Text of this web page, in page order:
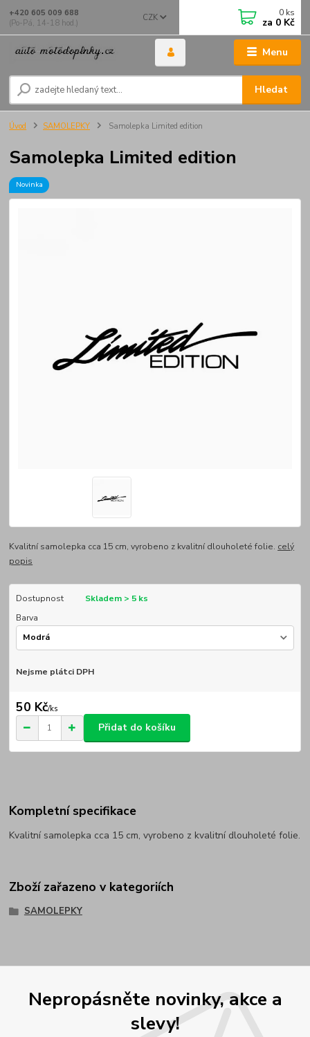
Menu
CZK
Hledat
+420 605 009 688
(Po-Pá, 14-18 hod.)
0 ks
za 0 Kč
Úvod SAMOLEPKY Samolepka Limited edition
Samolepka Limited edition
Novinka
Kvalitní samolepka cca 15 cm, vyrobeno z kvalitní dlouholeté folie. celý
popis
Dostupnost
Skladem > 5 ks
Barva
Nejsme plátci DPH
50 Kč/ks
Přidat do košíku
Kompletní specifikace
Kvalitní samolepka cca 15 cm, vyrobeno z kvalitní dlouholeté folie.
Zboží zařazeno v kategoriích
SAMOLEPKY
Nepropásněte novinky, akce a
slevy!